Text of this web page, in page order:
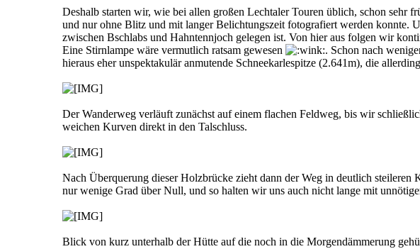
Deshalb starten wir, wie bei allen großen Lechtaler Touren üblich, schon sehr
und nur ohne Blitz und mit langer Belichtungszeit fotografiert werden konnte.
zwischen Bschlabs und Hahntennjoch gelegen ist. Von hier aus folgen wir
Eine Stirnlampe wäre vermutlich ratsam gewesen
. Schon nach
hieraus eher unspektakulär anmutende Schneekarlespitze (2.641m), die
Der Wanderweg verläuft zunächst auf einem flachen Feldweg, bis wir
weichen Kurven direkt in den Talschluss.
Nach Überquerung dieser Holzbrücke zieht dann der Weg in deutlich
nur wenige Grad über Null, und so halten wir uns auch nicht lange mit
Blick von kurz unterhalb der Hütte auf die noch in die Morgendämmerung